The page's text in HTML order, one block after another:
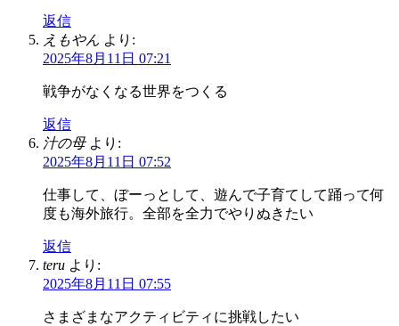
返信
えもやん より:
2025年8月11日 07:21
戦争がなくなる世界をつくる
返信
汁の母 より:
2025年8月11日 07:52
仕事して、ぼーっとして、遊んで子育てして踊って何
度も海外旅行。全部を全力でやりぬきたい
返信
teru より:
2025年8月11日 07:55
さまざまなアクティビティに挑戦したい